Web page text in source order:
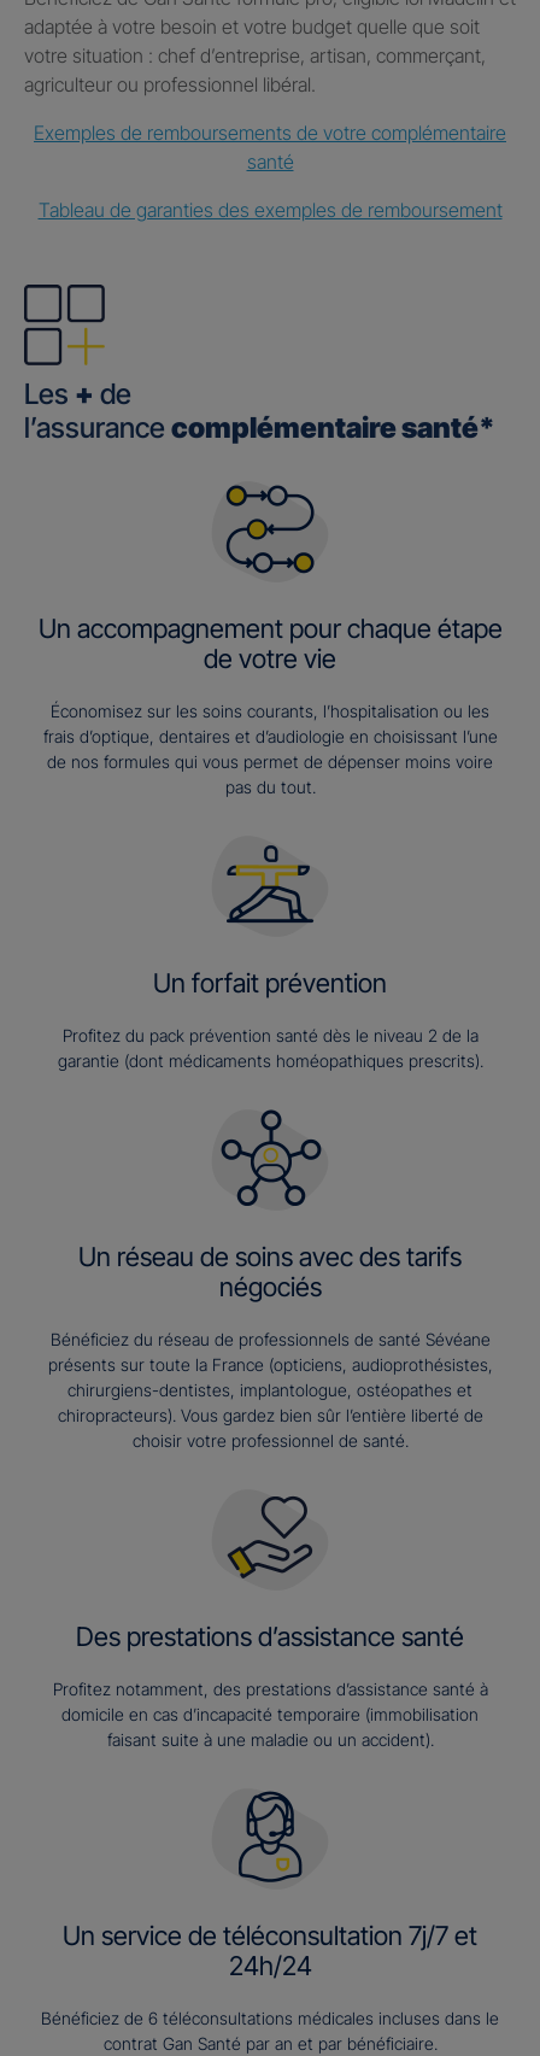
adaptée à votre besoin et votre budget quelle que soit
votre situation : chef d’entreprise, artisan, commerçant,
agriculteur ou professionnel libéral.
Exemples de remboursements de votre complémentaire
santé
Tableau de garanties des exemples de remboursement
Les + de
l’assurance complémentaire santé*
Un accompagnement pour chaque étape
de votre vie
Économisez sur les soins courants, l’hospitalisation ou les
frais d’optique, dentaires et d’audiologie en choisissant l’une
de nos formules qui vous permet de dépenser moins voire
pas du tout.
Un forfait prévention
Profitez du pack prévention santé dès le niveau 2 de la
garantie (dont médicaments homéopathiques prescrits).
Un réseau de soins avec des tarifs
négociés
Bénéficiez du réseau de professionnels de santé Sévéane
présents sur toute la France (opticiens, audioprothésistes,
chirurgiens-dentistes, implantologue, ostéopathes et
chiropracteurs). Vous gardez bien sûr l’entière liberté de
choisir votre professionnel de santé.
Des prestations d’assistance santé
Profitez notamment, des prestations d’assistance santé à
domicile en cas d’incapacité temporaire (immobilisation
faisant suite à une maladie ou un accident).
Un service de téléconsultation 7j/7 et
24h/24
Bénéficiez de 6 téléconsultations médicales incluses dans le
contrat Gan Santé par an et par bénéficiaire.